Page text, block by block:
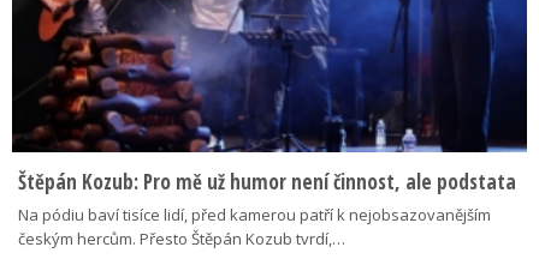
Štěpán Kozub: Pro mě už humor není činnost, ale podstata
Na pódiu baví tisíce lidí, před kamerou patří k nejobsazovanějším
českým hercům. Přesto Štěpán Kozub tvrdí,…